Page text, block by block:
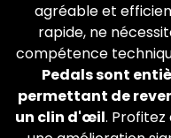
agréable et
rapide, ne
compétence
Pedals sont
permettant de
un clin d'œil.